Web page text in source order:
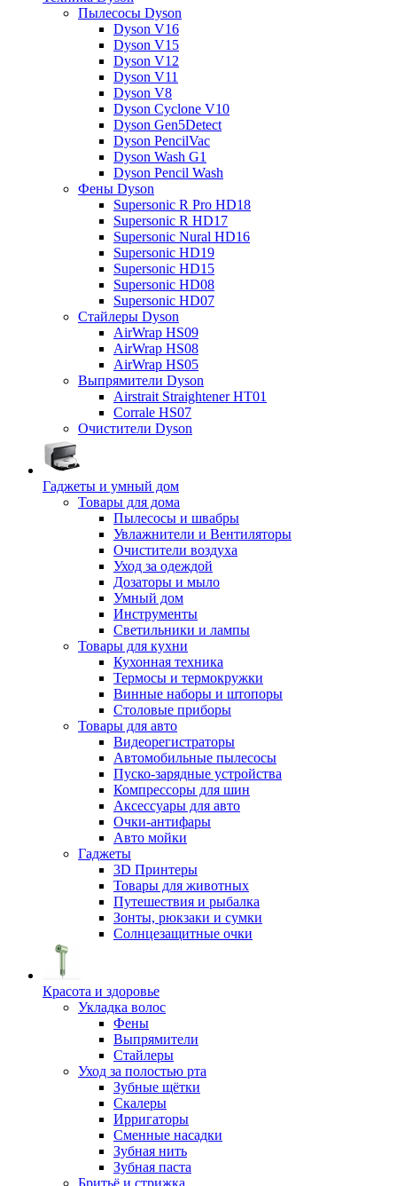
Пылесосы Dyson
Dyson V16
Dyson V15
Dyson V12
Dyson V11
Dyson V8
Dyson Cyclone V10
Dyson Gen5Detect
Dyson PencilVac
Dyson Wash G1
Dyson Pencil Wash
Фены Dyson
Supersonic R Pro HD18
Supersonic R HD17
Supersonic Nural HD16
Supersonic HD19
Supersonic HD15
Supersonic HD08
Supersonic HD07
Стайлеры Dyson
AirWrap HS09
AirWrap HS08
AirWrap HS05
Выпрямители Dyson
Airstrait Straightener HT01
Corrale HS07
Очистители Dyson
Гаджеты и умный дом
Товары для дома
Пылесосы и швабры
Увлажнители и Вентиляторы
Очистители воздуха
Уход за одеждой
Дозаторы и мыло
Умный дом
Инструменты
Светильники и лампы
Товары для кухни
Кухонная техника
Термосы и термокружки
Винные наборы и штопоры
Столовые приборы
Товары для авто
Видеорегистраторы
Автомобильные пылесосы
Пуско-зарядные устройства
Компрессоры для шин
Аксессуары для авто
Очки-антифары
Авто мойки
Гаджеты
3D Принтеры
Товары для животных
Путешествия и рыбалка
Зонты, рюкзаки и сумки
Солнцезащитные очки
Красота и здоровье
Укладка волос
Фены
Выпрямители
Стайлеры
Уход за полостью рта
Зубные щётки
Скалеры
Ирригаторы
Сменные насадки
Зубная нить
Зубная паста
Бритьё и стрижка